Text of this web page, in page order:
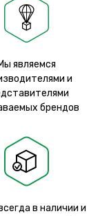
являемся
и
брендов
в наличии и